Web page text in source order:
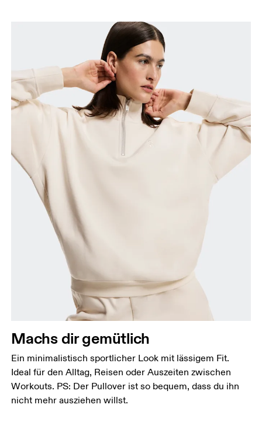
Machs dir gemütlich
Ein minimalistisch sportlicher Look mit lässigem Fit.
Ideal für den Alltag, Reisen oder Auszeiten zwischen
Workouts. PS: Der Pullover ist so bequem, dass du ihn
nicht mehr ausziehen willst.